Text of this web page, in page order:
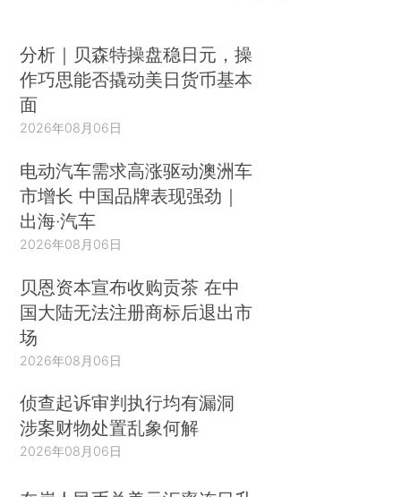
分析｜贝森特操盘稳日元，操
作巧思能否撬动美日货币基本
面
2026年08月06日
电动汽车需求高涨驱动澳洲车
市增长 中国品牌表现强劲｜
出海·汽车
2026年08月06日
贝恩资本宣布收购贡茶 在中
国大陆无法注册商标后退出市
场
2026年08月06日
侦查起诉审判执行均有漏洞
涉案财物处置乱象何解
2026年08月06日